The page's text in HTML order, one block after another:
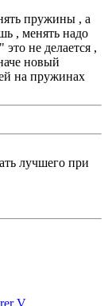
пружины , а
, менять надо
не делается ,
новый
на пружинах
лучшего при